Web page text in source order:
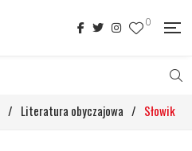
0
/ Literatura obyczajowa / Słowik